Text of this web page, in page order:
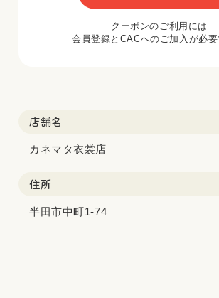
クーポンのご利用には
会員登録とCACへのご加入が必要
店舗名
カネマタ衣裳店
住所
半田市中町1-74